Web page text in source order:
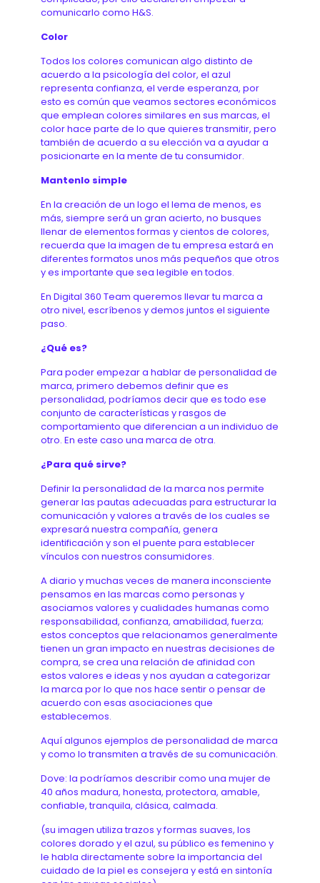
comunicarlo como H&S.
Color
Todos los colores comunican algo distinto de
acuerdo a la psicología del color, el azul
representa confianza, el verde esperanza, por
esto es común que veamos sectores económicos
que emplean colores similares en sus marcas, el
color hace parte de lo que quieres transmitir, pero
también de acuerdo a su elección va a ayudar a
posicionarte en la mente de tu consumidor.
Mantenlo simple
En la creación de un logo el lema de menos, es
más, siempre será un gran acierto, no busques
llenar de elementos formas y cientos de colores,
recuerda que la imagen de tu empresa estará en
diferentes formatos unos más pequeños que otros
y es importante que sea legible en todos.
En Digital 360 Team queremos llevar tu marca a
otro nivel, escríbenos y demos juntos el siguiente
paso.
¿Qué es?
Para poder empezar a hablar de personalidad de
marca, primero debemos definir que es
personalidad, podríamos decir que es todo ese
conjunto de características y rasgos de
comportamiento que diferencian a un individuo de
otro. En este caso una marca de otra.
¿Para qué sirve?
Definir la personalidad de la marca nos permite
generar las pautas adecuadas para estructurar la
comunicación y valores a través de los cuales se
expresará nuestra compañía, genera
identificación y son el puente para establecer
vínculos con nuestros consumidores.
A diario y muchas veces de manera inconsciente
pensamos en las marcas como personas y
asociamos valores y cualidades humanas como
responsabilidad, confianza, amabilidad, fuerza;
estos conceptos que relacionamos generalmente
tienen un gran impacto en nuestras decisiones de
compra, se crea una relación de afinidad con
estos valores e ideas y nos ayudan a categorizar
la marca por lo que nos hace sentir o pensar de
acuerdo con esas asociaciones que
establecemos.
Aquí algunos ejemplos de personalidad de marca
y como lo transmiten a través de su comunicación.
Dove: la podríamos describir como una mujer de
40 años madura, honesta, protectora, amable,
confiable, tranquila, clásica, calmada.
(su imagen utiliza trazos y formas suaves, los
colores dorado y el azul, su público es femenino y
le habla directamente sobre la importancia del
cuidado de la piel es consejera y está en sintonía